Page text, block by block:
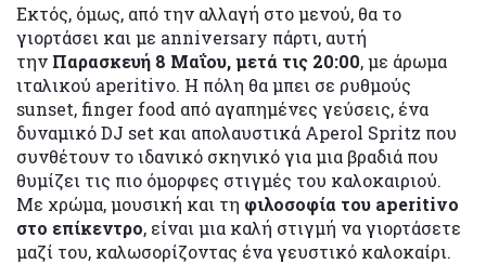
Εκτός, όμως, από την αλλαγή στο μενού, θα το
γιορτάσει και με anniversary πάρτι, αυτή
την Παρασκευή 8 Μαΐου, μετά τις 20:00, με άρωμα
ιταλικού aperitivo. Η πόλη θα μπει σε ρυθμούς
sunset, finger food από αγαπημένες γεύσεις, ένα
δυναμικό DJ set και απολαυστικά Aperol Spritz που
συνθέτουν το ιδανικό σκηνικό για μια βραδιά που
θυμίζει τις πιο όμορφες στιγμές του καλοκαιριού.
Με χρώμα, μουσική και τη φιλοσοφία του aperitivo
στο επίκεντρο, είναι μια καλή στιγμή να γιορτάσετε
μαζί του, καλωσορίζοντας ένα γευστικό καλοκαίρι.